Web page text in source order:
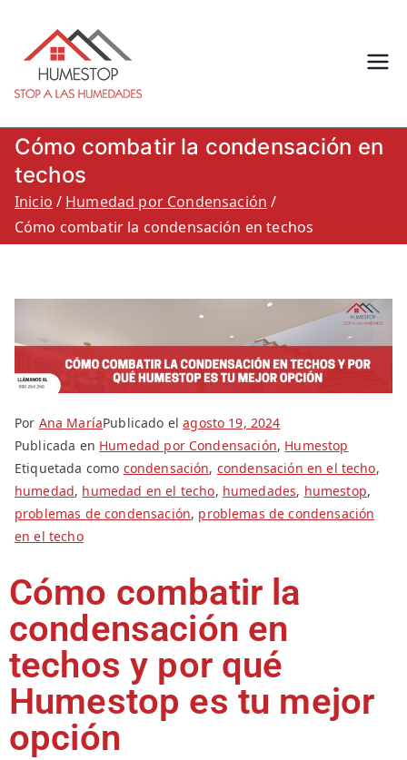
Stop a las
humedades.
900 264 260
capilaridad, filtracion o
condensacion: Humestop
Cómo combatir la condensación en
techos
Inicio
Humedad por Condensación
Cómo combatir la condensación en techos
Por Ana MaríaPublicado elagosto 19, 2024
Publicada en Humedad por Condensación, Humestop
Etiquetada como condensación, condensación en el techo,
humedad, humedad en el techo, humedades, humestop,
problemas de condensación, problemas de condensación
en el techo
Cómo combatir la
condensación en
techos y por qué
Humestop es tu mejor
opción